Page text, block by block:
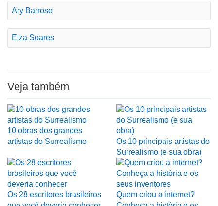
Ary Barroso
Elza Soares
Veja também
10 obras dos grandes
artistas do Surrealismo
Os 10 principais artistas do
Surrealismo (e sua obra)
Os 28 escritores brasileiros
Quem criou a internet?